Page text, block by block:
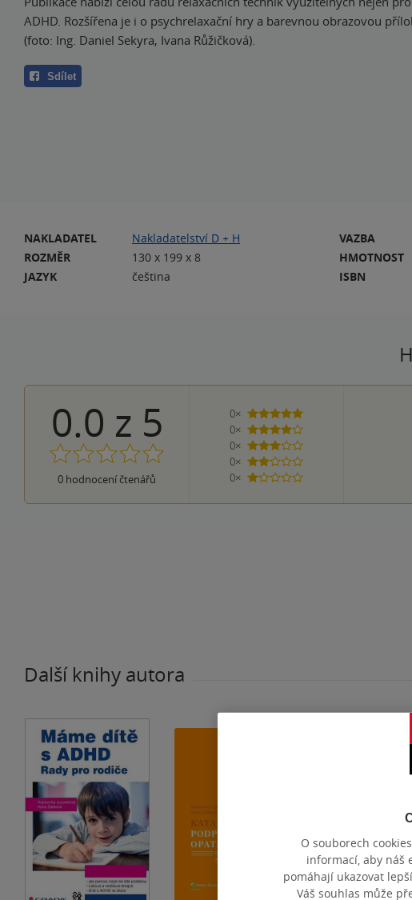
ADHD. Rozšířena je i o psychrelaxační hry a barevnou obrazovou
(foto: Ing. Daniel Sekyra, Ivana Růžičková).
Sdílet
NAKLADATEL
Nakladatelství D + H
ROZMĚR
130 x 199 x 8
JAZYK
čeština
VAZBA
HMOTNOST
ISBN
0.0 z 5
0 hodnocení čtenářů
0×
5 hvězdiček
0×
4 hvězdičky
0×
3 hvězdičky
0×
2 hvězdičky
0×
1 hvezdička
Další knihy autora
O souborech
informací, aby náš
pomáhají ukazovat
Váš souhlas může